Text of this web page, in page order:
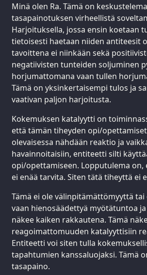
Minä olen Ra. Tämä on
tasapainotuksen virheellistä
Harjoituksella, jossa ensin koetaan
tietoisesti haetaan niiden antiteesit
tavoittena ei niinkään sekä
negatiivisten tunteiden soljuminen
horjumattomana vaan tullen
Tämä on yksinkertaisempi tulos ja
vaativan paljon harjoitusta.
Kokemuksen katalyytti on
että tämän tiheyden opi/opettamiset
olevaisessa nähdään reaktio ja
havainnoitaisiin, entiteetti silti
opi/opettamiseen. Lopputulema on,
ei enää tarvita. Siten tätä tiheyttä ei
Tämä ei ole välinpitämättömyyttä
vaan hienosäädettyä myötätuntoa
näkee kaiken rakkautena. Tämä
reagoimattomuuden katalyyttisiin
Entiteetti voi siten tulla
tapahtumien kanssaluojaksi. Tämä
tasapaino.